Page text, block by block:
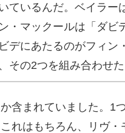
ているんだ。ベイラー
・マックールは「ダビ
デにあたるのがフィン
その2つを組み合わせた
含まれていました。1
れはもちろん、リヴ